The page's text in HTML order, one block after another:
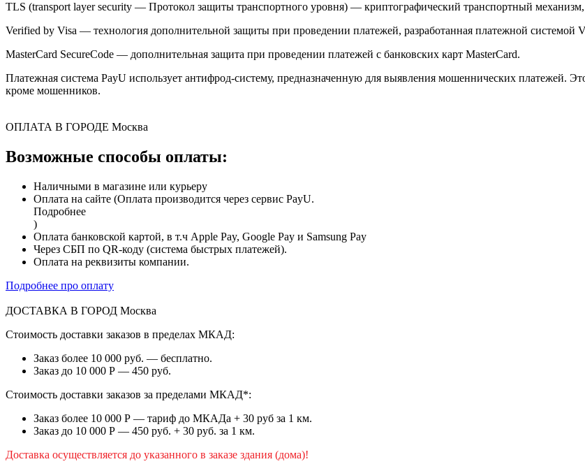
TLS (transport layer security — Протокол защиты транспортного уровня) — криптографический транспортный
Verified by Visa — технология дополнительной защиты при проведении платежей, разработанная платежной системой
MasterCard SecureCode — дополнительная защита при проведении платежей с банковских карт MasterCard.
Платежная система PayU использует антифрод-систему, предназначенную для выявления мошеннических платежей.
кроме мошенников.
ОПЛАТА В ГОРОДЕ Москва
Возможные способы оплаты:
Наличными в магазине или курьеру
Оплата на сайте (Оплата производится через сервис PayU.
Подробнее
)
Оплата банковской картой, в т.ч Apple Pay, Google Pay и Samsung Pay
Через СБП по QR-коду (система быстрых платежей).
Оплата на реквизиты компании.
Подробнее про оплату
ДОСТАВКА В ГОРОД Москва
Стоимость доставки заказов в пределах МКАД:
Заказ более 10 000 руб. — бесплатно.
Заказ до 10 000 Р — 450 руб.
Стоимость доставки заказов за пределами МКАД*:
Заказ более 10 000 Р — тариф до МКАДа + 30 руб за 1 км.
Заказ до 10 000 Р — 450 руб. + 30 руб. за 1 км.
Доставка осуществляется до указанного в заказе здания (дома)!